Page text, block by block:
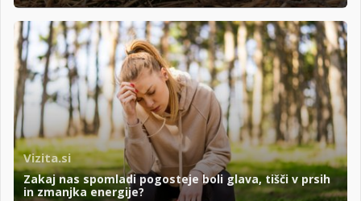
Vizita.si
Zakaj nas spomladi pogosteje boli glava, tišči v prsih
in zmanjka energije?